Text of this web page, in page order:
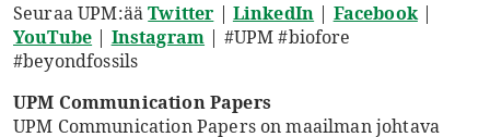
Seuraa UPM:ääTwitter | LinkedIn | Facebook|
YouTube | Instagram | #UPM #biofore
#beyondfossils
UPM Communication Papers
UPM Communication Papers on maailman johtava